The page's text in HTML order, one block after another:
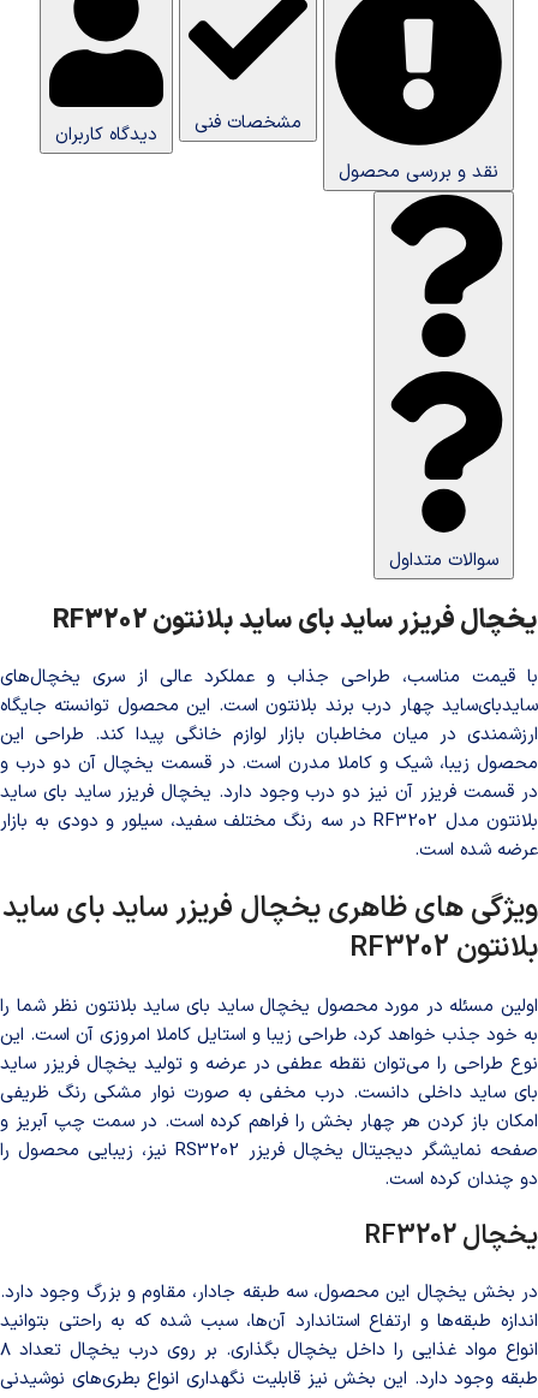
نقد و بررسی محصول
مشخصات فنی دیدگاه کاربران
سوالات متداول
یخچال فریزر ساید بای ساید بلانتون RF3202
با قیمت مناسب، طراحی جذاب و عملکرد عالی از سری یخچال‌های
سایدبای‌ساید چهار درب برند بلانتون است. این محصول توانسته جایگاه
ارزشمندی در میان مخاطبان بازار لوازم خانگی پیدا کند. طراحی این
محصول زیبا، شیک و کاملا مدرن است. در قسمت یخچال آن دو درب و
در قسمت فریزر آن نیز دو درب وجود دارد. یخچال فریزر ساید بای ساید
بلانتون مدل RF3202 در سه رنگ مختلف سفید، سیلور و دودی به بازار
عرضه شده است.
ویژگی‌ های ظاهری یخچال فریزر ساید بای ساید
بلانتون RF3202
اولین مسئله در مورد محصول یخچال ساید بای ساید بلانتون نظر شما را
به خود جذب خواهد کرد، طراحی زیبا و استایل کاملا امروزی آن است. این
نوع طراحی را می‌توان نقطه عطفی در عرضه و تولید یخچال فریزر ساید
بای ساید داخلی دانست. درب مخفی به صورت نوار مشکی رنگ ظریفی
امکان باز کردن هر چهار بخش را فراهم کرده است. در سمت چپ آبریز و
صفحه نمایشگر دیجیتال یخچال فریزر RS3202 نیز، زیبایی محصول را
دو چندان کرده است.
یخچالRF3202
در بخش یخچال این محصول، سه طبقه جادار، مقاوم و بزرگ وجود دارد.
اندازه طبقه‌ها و ارتفاع استاندارد آن‌ها، سبب شده که به راحتی بتوانید
انواع مواد غذایی را داخل یخچال بگذاری. بر روی درب یخچال تعداد ۸
طبقه وجود دارد. این بخش نیز قابلیت نگهداری انواع بطری‌های نوشیدنی